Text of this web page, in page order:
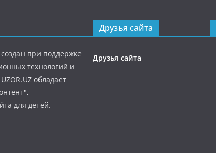
при поддержке
технологий и
обладает
для детей.
Друзья сайта
Друзья сайта